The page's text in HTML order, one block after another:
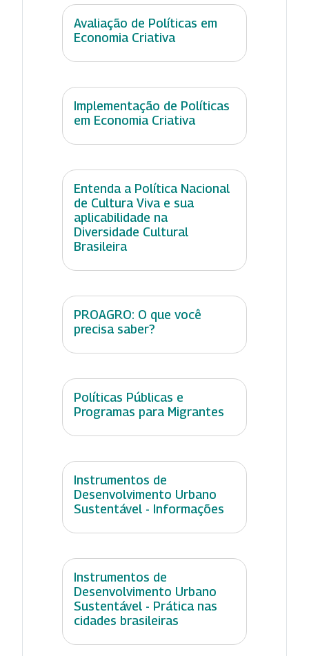
Avaliação de Políticas em
Economia Criativa
Implementação de Políticas
em Economia Criativa
Entenda a Política Nacional
de Cultura Viva e sua
aplicabilidade na
Diversidade Cultural
Brasileira
PROAGRO: O que você
precisa saber?
Políticas Públicas e
Programas para Migrantes
Instrumentos de
Desenvolvimento Urbano
Sustentável - Informações
Instrumentos de
Desenvolvimento Urbano
Sustentável - Prática nas
cidades brasileiras